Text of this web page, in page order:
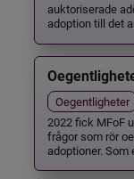
auktoriserade
adoption till det
Oegentligheter
2022 fick MFoF
frågor som rör
adoptioner. Som